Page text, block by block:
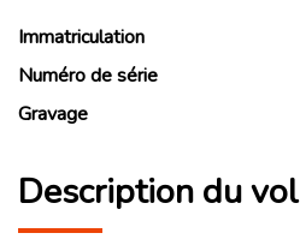
Immatriculation
Numéro de série
Gravage
Description du vol